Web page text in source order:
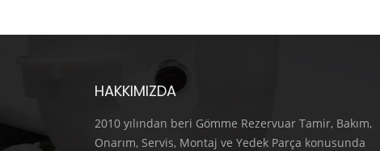
HAKKIMIZDA
2010 yılından beri Gömme Rezervuar Tamir, Bakım,
Onarım, Servis, Montaj ve Yedek Parça konusunda